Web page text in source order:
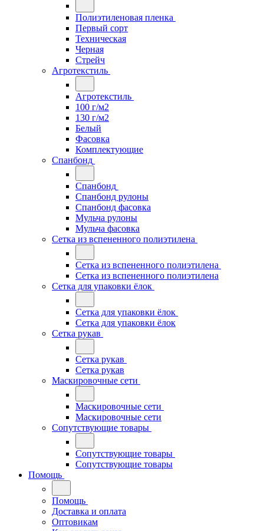
Полиэтиленовая пленка
Первый сорт
Техническая
Черная
Стрейч
Агротекстиль
Агротекстиль
100 г/м2
130 г/м2
Белый
Фасовка
Комплектующие
Спанбонд
Спанбонд
Спанбонд рулоны
Спанбонд фасовка
Мульча рулоны
Мульча фасовка
Сетка из вспененного полиэтилена
Сетка из вспененного полиэтилена
Сетка из вспененного полиэтилена
Сетка для упаковки ёлок
Сетка для упаковки ёлок
Сетка для упаковки ёлок
Сетка рукав
Сетка рукав
Сетка рукав
Маскировочные сети
Маскировочные сети
Маскировочные сети
Сопутствующие товары
Сопутствующие товары
Сопутствующие товары
Помощь
Помощь
Доставка и оплата
Оптовикам